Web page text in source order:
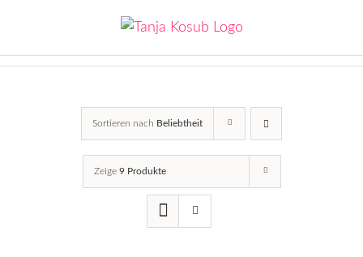
springen
Sortieren nach Beliebtheit
Zeige 9 Produkte